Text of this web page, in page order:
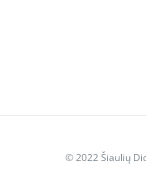
© 2022 Šiaulių